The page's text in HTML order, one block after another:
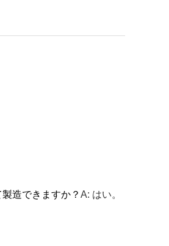
造できますか？ A: はい。